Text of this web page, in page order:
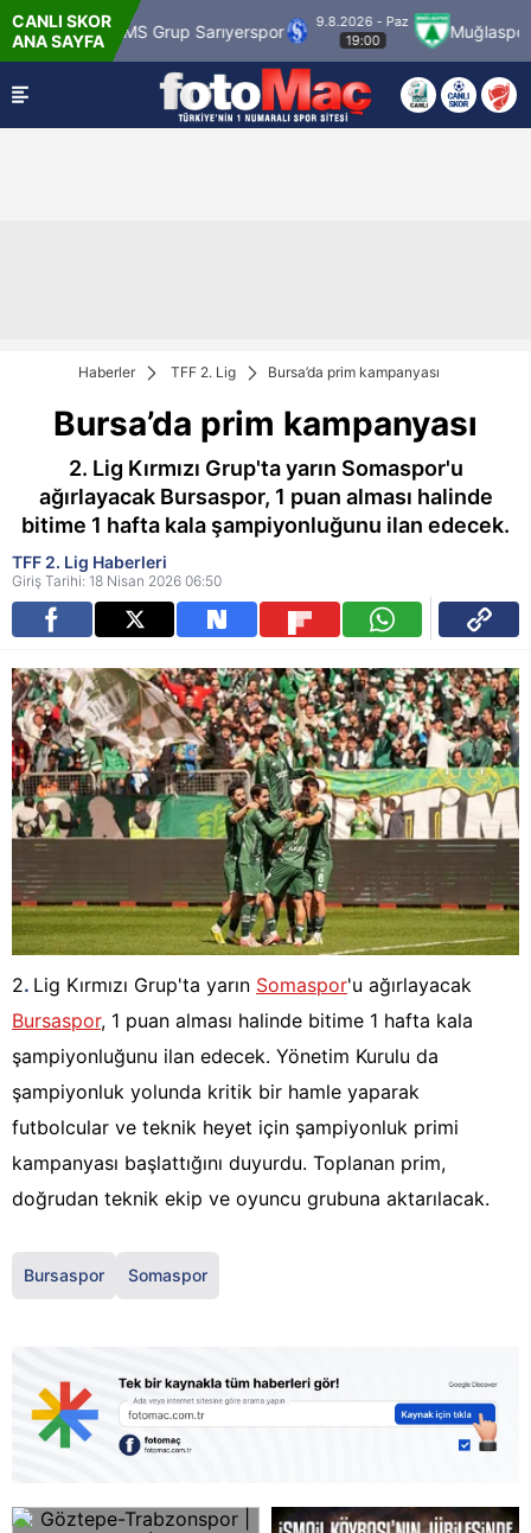
CANLI SKOR
ANA SAYFASMS Grup Sarıyerspor
9.8.2026 - Paz
19:00
Muğlaspor
Haberler TFF 2. Lig Bursa’da prim kampanyası
Bursa’da prim kampanyası
2. Lig Kırmızı Grup'ta yarın Somaspor'u
ağırlayacak Bursaspor, 1 puan alması halinde
bitime 1 hafta kala şampiyonluğunu ilan edecek.
TFF 2. Lig Haberleri
Giriş Tarihi: 18 Nisan 2026 06:50
2. Lig Kırmızı Grup'ta yarın Somaspor'u ağırlayacak
Bursaspor, 1 puan alması halinde bitime 1 hafta kala
şampiyonluğunu ilan edecek. Yönetim Kurulu da
şampiyonluk yolunda kritik bir hamle yaparak
futbolcular ve teknik heyet için şampiyonluk primi
kampanyası başlattığını duyurdu. Toplanan prim,
doğrudan teknik ekip ve oyuncu grubuna aktarılacak.
Bursaspor Somaspor